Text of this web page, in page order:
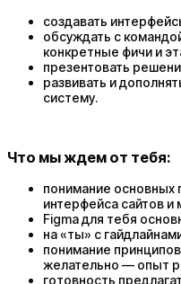
создавать
обсуждать с
конкретные фичи и
презентовать
развивать и
систему.
Что мы ждем от тебя:
понимание основных
интерфейса сайтов
Figma для тебя
на «ты» с
понимание
желательно — опыт
готовность